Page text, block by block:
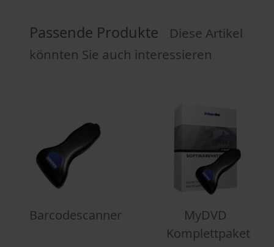
Passende Produkte
Diese Artikel
könnten Sie auch interessieren
Barcodescanner
MyDVD
Komplettpaket